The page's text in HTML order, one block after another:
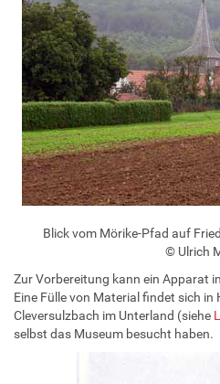
Blick vom Mörike-Pfad auf
© Ulrich
Zur Vorbereitung kann ein Apparat
Eine Fülle von Material findet sich in
Cleversulzbach im Unterland (siehe
selbst das Museum besucht haben.